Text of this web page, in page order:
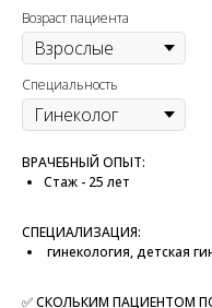
Возраст пациента
Специальность
ВРАЧЕБНЫЙ ОПЫТ:
Стаж - 25 лет
СПЕЦИАЛИЗАЦИЯ:
гинекология, детская
✅ СКОЛЬКИМ ПАЦИЕНТОМ